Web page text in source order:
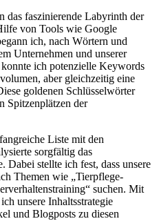
‌das faszinierende Labyrinth ​der
von Tools‌ wie Google
ich, nach Wörtern und
⁤Unternehmen und unserer
ich potenzielle Keywords
aber ⁤gleichzeitig eine
goldenen ​Schlüsselwörter
Spitzenplätzen der
Liste mit den
sorgfältig das
Dabei​ stellte ‌ich fest, dass unsere
Themen wie „Tierpflege-
suchen. Mit‌
unsere Inhaltsstrategie
und Blogposts zu diesen